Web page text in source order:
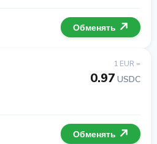
Обменять
1 EUR =
0.97 USDC
Обменять